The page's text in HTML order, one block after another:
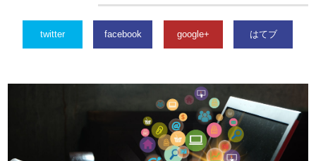
twitter facebook google+ はてブ